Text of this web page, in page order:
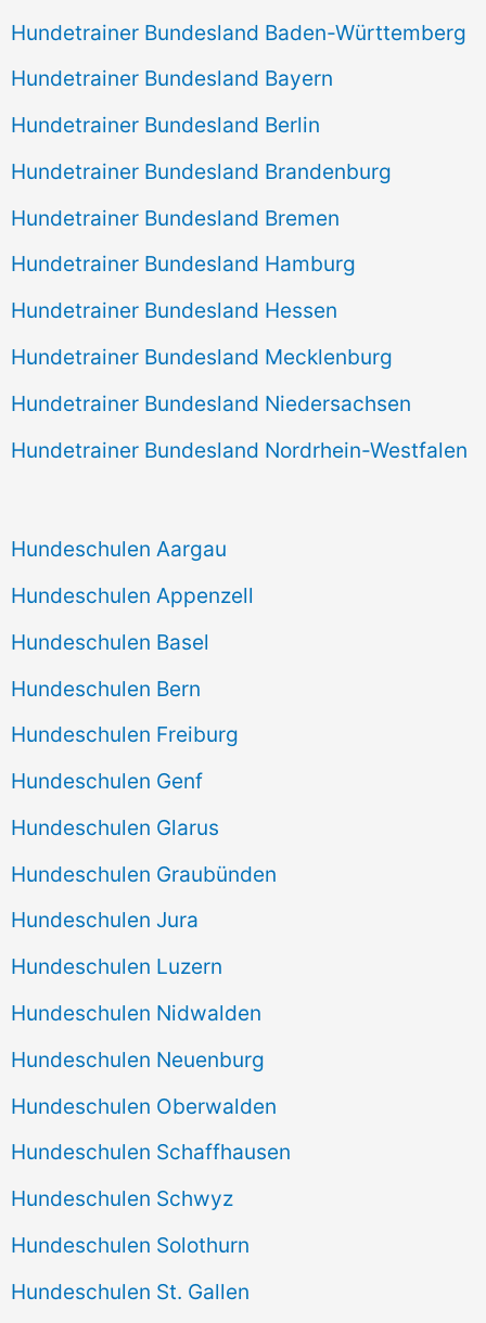
Hundetrainer Bundesland Baden-Württemberg
Hundetrainer Bundesland Bayern
Hundetrainer Bundesland Berlin
Hundetrainer Bundesland Brandenburg
Hundetrainer Bundesland Bremen
Hundetrainer Bundesland Hamburg
Hundetrainer Bundesland Hessen
Hundetrainer Bundesland Mecklenburg
Hundetrainer Bundesland Niedersachsen
Hundetrainer Bundesland Nordrhein-Westfalen
Hundeschulen Aargau
Hundeschulen Appenzell
Hundeschulen Basel
Hundeschulen Bern
Hundeschulen Freiburg
Hundeschulen Genf
Hundeschulen Glarus
Hundeschulen Graubünden
Hundeschulen Jura
Hundeschulen Luzern
Hundeschulen Nidwalden
Hundeschulen Neuenburg
Hundeschulen Oberwalden
Hundeschulen Schaffhausen
Hundeschulen Schwyz
Hundeschulen Solothurn
Hundeschulen St. Gallen